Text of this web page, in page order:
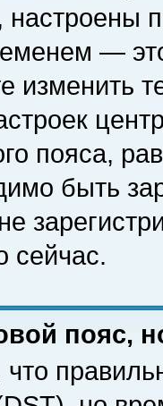
—
изменить
пояса,
быть
сейчас.
пояс,